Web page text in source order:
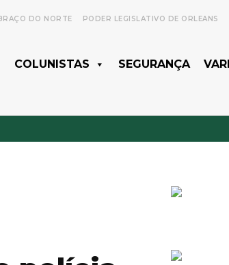
DO NORTE PODER LEGISLATIVO DE ORLEANS
COLUNISTAS SEGURANÇA